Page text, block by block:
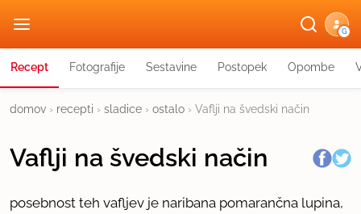
G
Recept Fotografije Sestavine Postopek Opombe
domov › recepti › sladice › ostalo › Vaflji na švedski način
Vaflji na švedski način
posebnost teh vafljev je naribana pomarančna lupina,